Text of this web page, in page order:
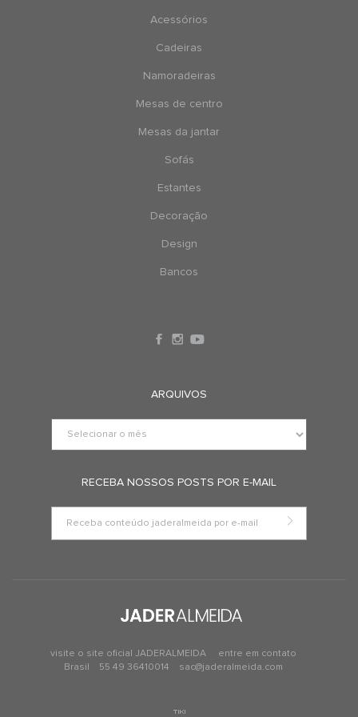
Acessórios
Cadeiras
Namoradeiras
Mesas de centro
Mesas da jantar
Sofás
Estantes
Decoração
Design
Bancos
ARQUIVOS
RECEBA NOSSOS POSTS POR E-MAIL
visite o site oficial JADERALMEIDA
entre em contato
Brasil
55 49 36410014 sac@jaderalmeida.com